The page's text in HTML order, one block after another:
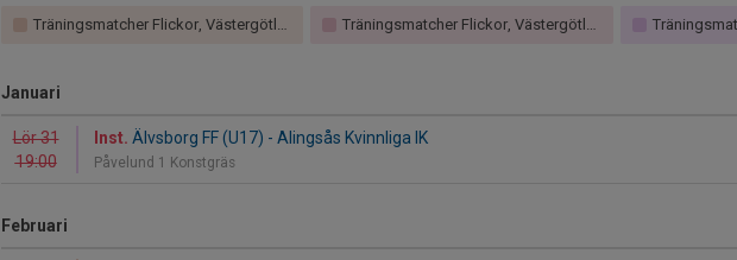
Träningsmatcher Flickor, Västergötland Träningsmatcher Flickor, Västergötland
Januari
Lör 31
19:00
Inst. Älvsborg FF (U17) - Alingsås Kvinnliga IK
Påvelund 1 Konstgräs
Februari